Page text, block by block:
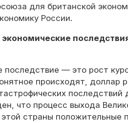
для британской
России.
последствие — это рост
происходят, доллар
что процесс выхода
страны положительные